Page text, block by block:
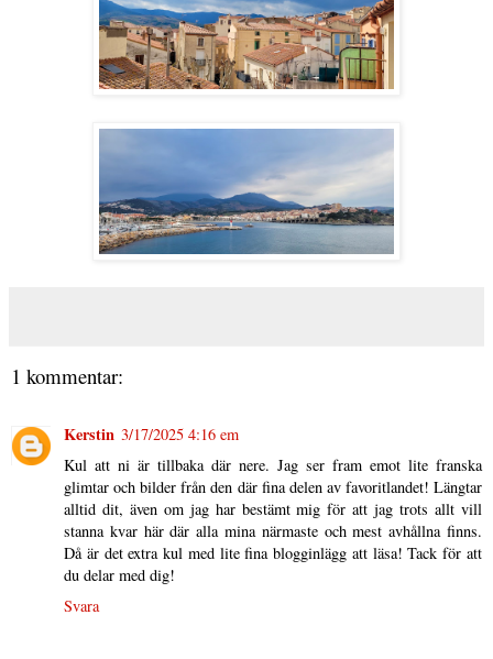
1 kommentar:
Kerstin 3/17/2025 4:16 em
Kul att ni är tillbaka där nere. Jag ser fram emot lite franska
glimtar och bilder från den där fina delen av favoritlandet! Längtar
alltid dit, även om jag har bestämt mig för att jag trots allt vill
stanna kvar här där alla mina närmaste och mest avhållna finns.
Då är det extra kul med lite fina blogginlägg att läsa! Tack för att
du delar med dig!
Svara